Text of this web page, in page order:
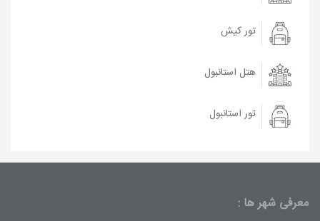
تور کیش
هتل استانبول
تور استانبول
معرفی شهر ها :